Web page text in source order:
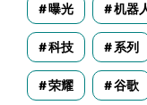
曝光 机器
科技 系列
荣耀 谷歌